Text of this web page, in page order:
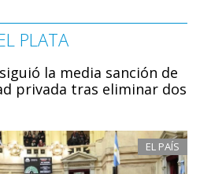
PLATA
la media sanción de
privada tras eliminar dos
EL PAÍS